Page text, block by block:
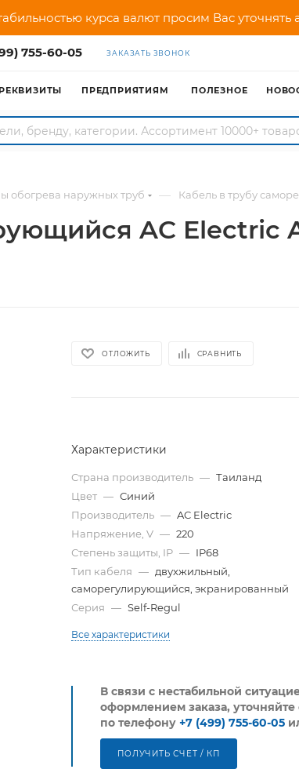
курса валют просим Вас
755-60-05 ЗАКАЗАТЬ ЗВОНОК
РЕКВИЗИТЫ ПРЕДПРИЯТИЯМ ПОЛЕЗНОЕ
обогрева наружных труб — Кабель в трубу
AC Electric
ОТЛОЖИТЬ СРАВНИТЬ
Характеристики
Страна производитель — Таиланд
Цвет — Синий
Производитель — AC Electric
Напряжение, V — 220
Степень защиты, IP — IP68
Тип кабеля — двухжильный,
саморегулирующийся, экранированный
Серия — Self-Regul
Все характеристики
В связи с нестабильной
оформлением заказа, уточняйте
по телефону+7 (499) 755-60-05
ПОЛУЧИТЬ СЧЕТ / КП